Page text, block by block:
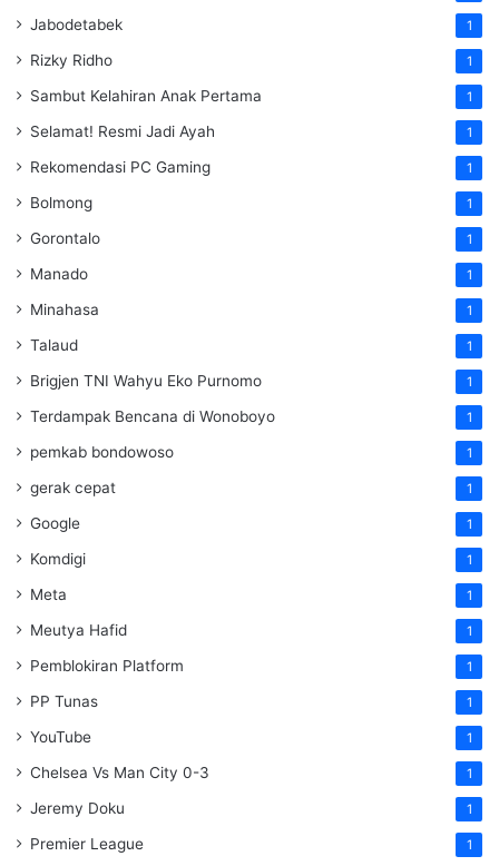
Jabodetabek 1
Rizky Ridho 1
Sambut Kelahiran Anak Pertama 1
Selamat! Resmi Jadi Ayah 1
Rekomendasi PC Gaming 1
Bolmong 1
Gorontalo 1
Manado 1
Minahasa 1
Talaud 1
Brigjen TNI Wahyu Eko Purnomo 1
Terdampak Bencana di Wonoboyo 1
pemkab bondowoso 1
gerak cepat 1
Google 1
Komdigi 1
Meta 1
Meutya Hafid 1
Pemblokiran Platform 1
PP Tunas 1
YouTube 1
Chelsea Vs Man City 0-3 1
Jeremy Doku 1
Premier League 1